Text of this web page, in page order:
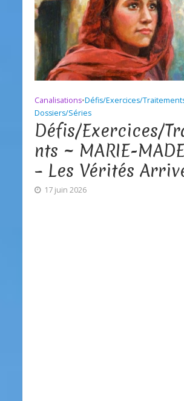
Canalisations•Défis/Exercices/
Dossiers/Séries
Défis/Exercices/
nts ~ MARIE-
– Les Vérités
17 juin 2026